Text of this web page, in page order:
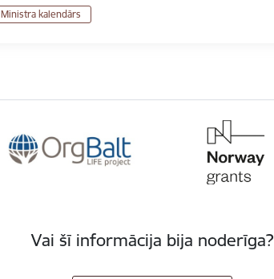
Ministra kalendārs
Vai šī informācija bija noderīga?